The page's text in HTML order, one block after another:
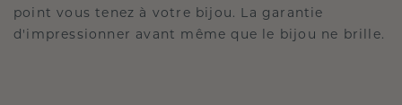
point vous tenez à votre bijou. La garantie
d'impressionner avant même que le bijou ne brille.